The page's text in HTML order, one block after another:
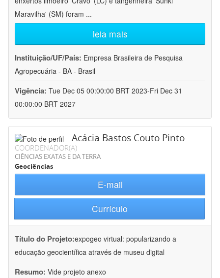
Maravilha' (SM) foram ...
leia mais
Instituição/UF/País: Empresa Brasileira de Pesquisa
Agropecuária - BA - Brasil
Vigência: Tue Dec 05 00:00:00 BRT 2023-Fri Dec 31
00:00:00 BRT 2027
Acácia Bastos Couto Pinto
COORDENADOR(A)
CIÊNCIAS EXATAS E DA TERRA
Geociências
E-mail
Currículo
Título do Projeto:expogeo virtual: popularizando a
educação geocientífica através de museu digital
Resumo: Vide projeto anexo